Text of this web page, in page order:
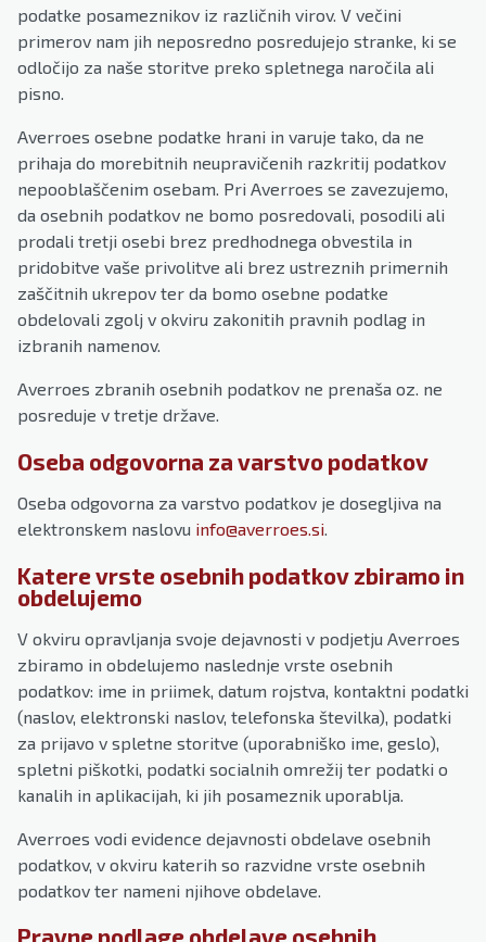
podatke posameznikov iz različnih virov. V večini
primerov nam jih neposredno posredujejo stranke, ki se
odločijo za naše storitve preko spletnega naročila ali
pisno.
Averroes osebne podatke hrani in varuje tako, da ne
prihaja do morebitnih neupravičenih razkritij podatkov
nepooblaščenim osebam. Pri Averroes se zavezujemo,
da osebnih podatkov ne bomo posredovali, posodili ali
prodali tretji osebi brez predhodnega obvestila in
pridobitve vaše privolitve ali brez ustreznih primernih
zaščitnih ukrepov ter da bomo osebne podatke
obdelovali zgolj v okviru zakonitih pravnih podlag in
izbranih namenov.
Averroes zbranih osebnih podatkov ne prenaša oz. ne
posreduje v tretje države.
Oseba odgovorna za varstvo podatkov
Oseba odgovorna za varstvo podatkov je dosegljiva na
elektronskem naslovu info@averroes.si
Katere vrste osebnih podatkov zbiramo in
obdelujemo
V okviru opravljanja svoje dejavnosti v podjetju Averroes
zbiramo in obdelujemo naslednje vrste osebnih
podatkov: ime in priimek, datum rojstva, kontaktni podatki
(naslov, elektronski naslov, telefonska številka), podatki
za prijavo v spletne storitve (uporabniško ime, geslo),
spletni piškotki, podatki socialnih omrežij ter podatki o
kanalih in aplikacijah, ki jih posameznik uporablja.
Averroes vodi evidence dejavnosti obdelave osebnih
podatkov, v okviru katerih so razvidne vrste osebnih
podatkov ter nameni njihove obdelave.
Pravne podlage obdelave osebnih